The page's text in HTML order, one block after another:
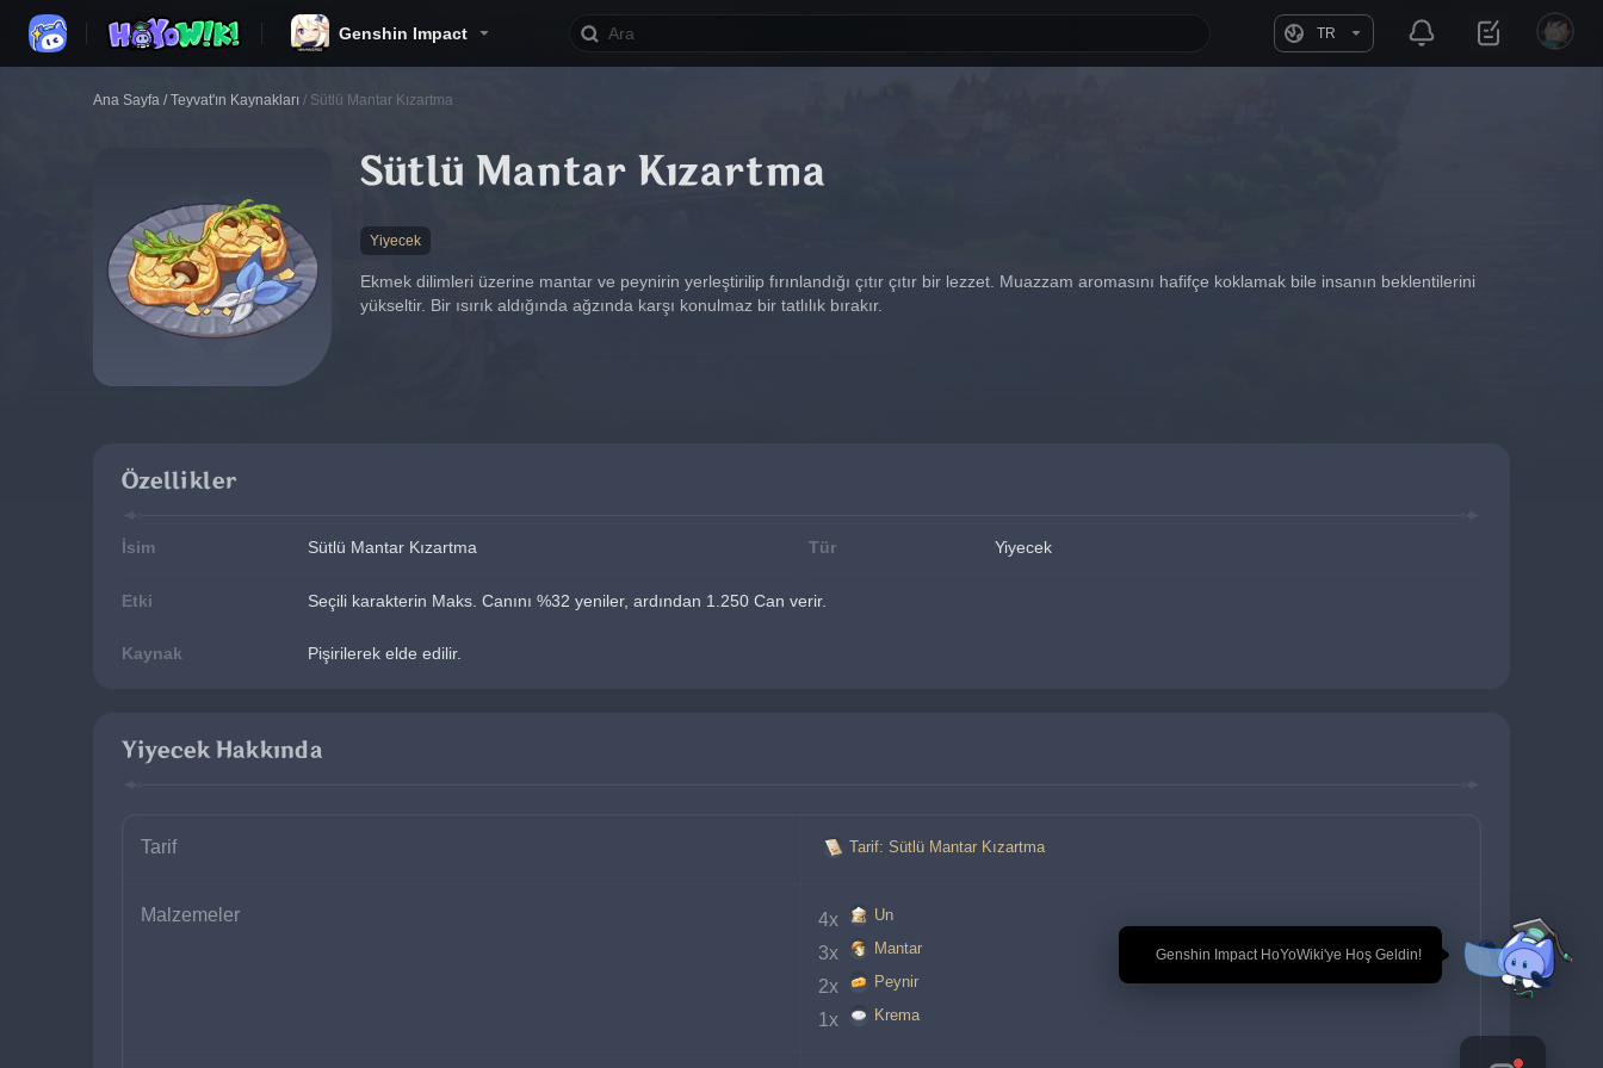
Genshin Impact TR
🎉 Genshin Impact HoYoWiki'ye Hoş Geldin!
Ana Sayfa / Teyvat'ın Kaynakları / Sütlü Mantar Kızartma
Sütlü Mantar Kızartma
Yiyecek
Ekmek dilimleri üzerine mantar ve peynirin yerleştirilip fırınlandığı çıtır çıtır bir lezzet. Muazzam aromasını hafifçe koklamak bile insanın beklentilerini
yükseltir. Bir ısırık aldığında ağzında karşı konulmaz bir tatlılık bırakır.
Özellikler
İsim Sütlü Mantar Kızartma Tür Yiyecek
Etki Seçili karakterin Maks. Canını %32 yeniler, ardından 1.250 Can verir.
Kaynak Pişirilerek elde edilir.
Yiyecek Hakkında
Tarif Tarif: Sütlü Mantar Kızartma
Malzemeler 4x Un
3x Mantar
2x Peynir
1x Krema